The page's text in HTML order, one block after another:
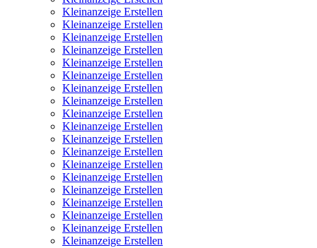
Kleinanzeige Erstellen
Kleinanzeige Erstellen
Kleinanzeige Erstellen
Kleinanzeige Erstellen
Kleinanzeige Erstellen
Kleinanzeige Erstellen
Kleinanzeige Erstellen
Kleinanzeige Erstellen
Kleinanzeige Erstellen
Kleinanzeige Erstellen
Kleinanzeige Erstellen
Kleinanzeige Erstellen
Kleinanzeige Erstellen
Kleinanzeige Erstellen
Kleinanzeige Erstellen
Kleinanzeige Erstellen
Kleinanzeige Erstellen
Kleinanzeige Erstellen
Kleinanzeige Erstellen